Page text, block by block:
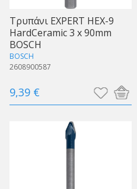
Τρυπάνι EXPERT HEX-9
HardCeramic 3 x 90mm
BOSCH
BOSCH
2608900587
9,39 €